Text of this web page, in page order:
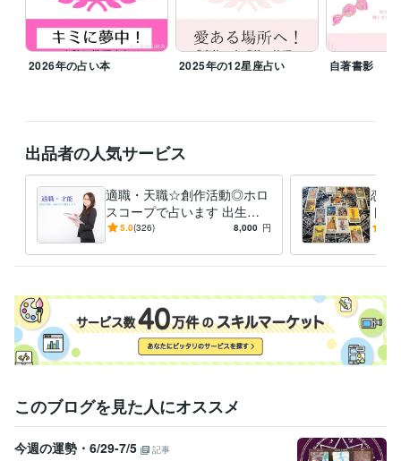
普通自動車第一種運転免許
得意分野
占い タロット占い 西洋占星術／ホロスコープ鑑定
ホロスコープ タロット占い
学歴
四年制大学
語学力
英語 日常会話レベル
フランス語 日常会話レベル
2026年の占い本 2025年の12星座占い 自著書影
出品者の人気サービス
適職・天職☆創作活動◎ホロ
スコープで占います 出生チ
ャートでひもとく、あなたの
5.0(326) 8,000 円
恋・
ト
ッセ
このブログを見た人にオススメ
今週の運勢・6/29-7/5
記事